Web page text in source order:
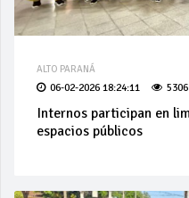
ALTO PARANÁ
06-02-2026 18:24:11 5306
Internos participan en
espacios públicos